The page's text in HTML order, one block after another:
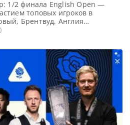
1/2 финала English Open —
топовых игроков в
Брентвуд, Англия
Робертсон 1/2 финала English
трансляции 1/2 финала
Open по снукеру вы […]